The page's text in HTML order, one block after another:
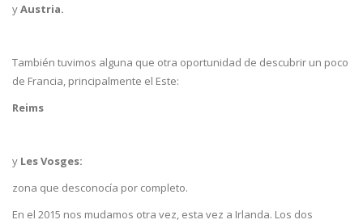
yAustria.
También tuvimos alguna que otra oportunidad de descubrir un poco
de Francia, principalmente el Este:
Reims
y Les Vosges:
zona que desconocía por completo.
En el 2015 nos mudamos otra vez, esta vez a Irlanda. Los dos